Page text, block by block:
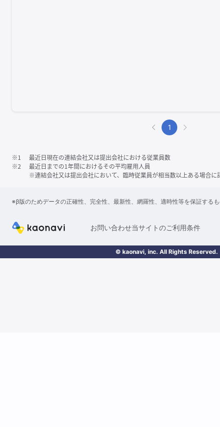
1
※1
最近日現在の連結会社又は提出会社における従業員数
※2
最近日までの1年間におけるその平均雇用人員
※連結会社又は提出会社において、臨時従業員が相当数以上ある場合に
※β版のためデータの正確性、完全性、最新性、網羅性、適時性等を保証する
お問い合わせ当サイトのご利用条件
© kaonavi, inc. All Rights Reserved.